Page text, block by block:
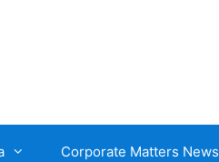
Corporate Matters News